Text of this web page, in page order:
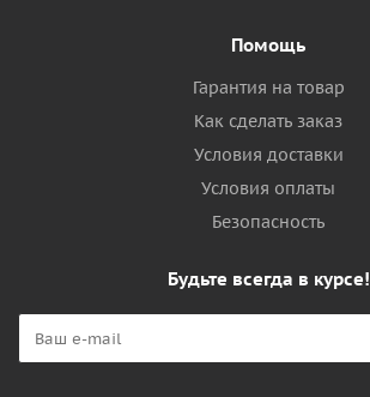
Помощь
Гарантия на товар
Как сделать заказ
Условия доставки
Условия оплаты
Безопасность
Будьте всегда в курсе!